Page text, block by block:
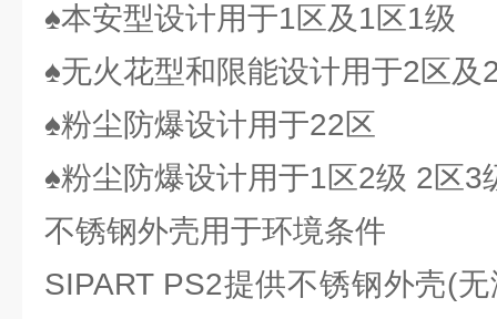
♠本安型设计用于1区及1区1级
♠无火花型和限能设计用于2区及
♠粉尘防爆设计用于22区
♠粉尘防爆设计用于1区2级 2区3
不锈钢外壳用于环境条件
SIPART PS2提供不锈钢外壳(